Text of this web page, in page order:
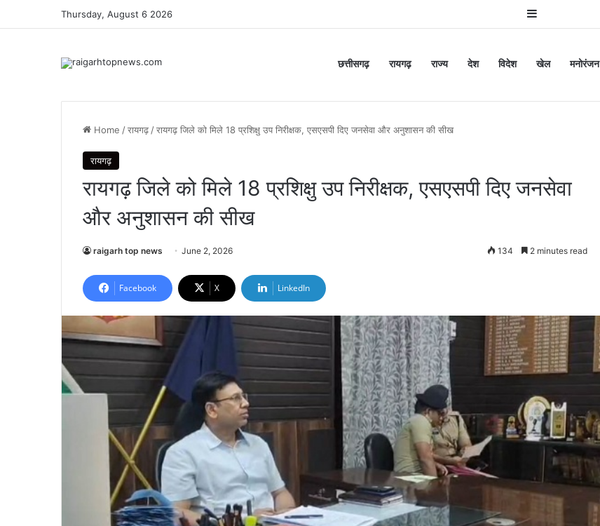
Thursday, August 6 2026 Sidebar
छत्तीसगढ़ रायगढ़ राज्य देश विदेश खेल मनोरंजन
Home /रायगढ़ /रायगढ़ जिले को मिले 18 प्रशिक्षु उप निरीक्षक, एसएसपी दिए जनसेवा और अनुशासन की सीख
रायगढ़
रायगढ़ जिले को मिले 18 प्रशिक्षु उप निरीक्षक, एसएसपी दिए जनसेवा
और अनुशासन की सीख
raigarh top news June 2, 2026 134 2 minutes read
Facebook X LinkedIn